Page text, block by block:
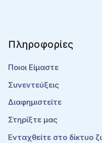
Πληροφορίες
Ποιοι Είμαστε
Συνεντεύξεις
Διαφημιστείτε
Στηρίξτε μας
Ενταχθείτε στο δίκτυο